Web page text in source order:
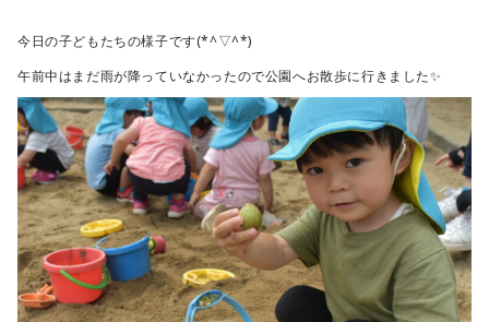
今日の子どもたちの様子です(*^▽^*)
午前中はまだ雨が降っていなかったので公園へお散歩に行きました✨